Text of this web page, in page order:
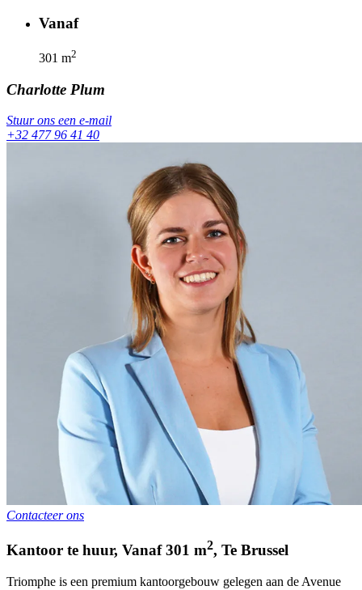
Vanaf
301 m2
Charlotte Plum
Stuur ons een e-mail
+32 477 96 41 40
Contacteer ons
Kantoor te huur, Vanaf 301 m2, Te Brussel
Triomphe is een premium kantoorgebouw gelegen aan de Avenue